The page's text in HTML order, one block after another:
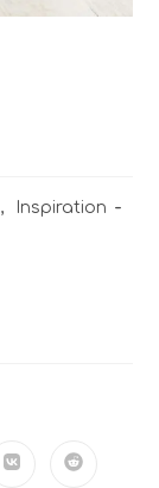
,
Inspiration